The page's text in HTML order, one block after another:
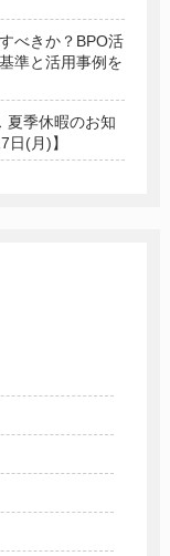
べきか？BPO活
準と活用事例を
夏季休暇のお知
(月)】